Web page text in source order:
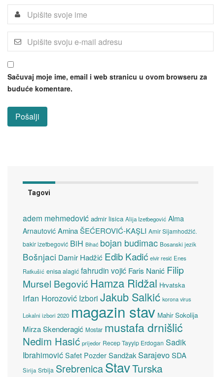
Sačuvaj moje ime, email i web stranicu u ovom browseru za
buduće komentare.
Tagovi
adem mehmedović admir lisica Alija Izetbegović Alma
Arnautović Amina ŠEĆEROVIĆ-KAŞLI Amir Sijamhodžić.
bakir izetbegović BiH Bihać bojan budimac Bosanski jezik
Bošnjaci Damir Hadžić Edib Kadić elvir resić Enes
Ratkušić enisa alagić fahrudin vojić Faris Nanić Filip
Mursel Begović Hamza Ridžal Hrvatska
Irfan Horozović Izbori Jakub Salkić korona virus
Lokalni izbori 2020 magazin stav Mahir Sokolija
Mirza Skenderagić Mostar mustafa drnišlić
Nedim Hasić prijedor Recep Tayyip Erdogan Sadik
Ibrahimović Safet Pozder SandžakSarajevoSDA
Sirija Srbija SrebrenicaStavTurska